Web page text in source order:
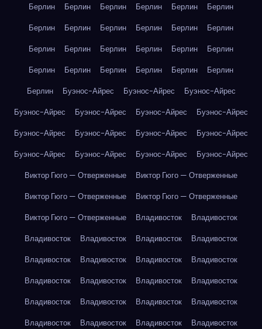
Берлин Берлин Берлин Берлин Берлин
Берлин
Берлин
Берлин Берлин Берлин Берлин
Берлин
Берлин
Берлин Берлин Берлин Берлин
Берлин
Берлин
Берлин Берлин Берлин Берлин
Берлин
Берлин
Буэнос-Айрес Буэнос-Айрес
Буэнос-Айрес
Буэнос-Айрес
Буэнос-Айрес Буэнос-Айрес
Буэнос-Айрес
Буэнос-Айрес
Буэнос-Айрес Буэнос-Айрес
Буэнос-Айрес
Буэнос-Айрес
Буэнос-Айрес Буэнос-Айрес
Буэнос-Айрес
Виктор Гюго — Отверженные
Виктор Гюго — Отверженные
Виктор Гюго — Отверженные
Виктор Гюго — Отверженные
Виктор Гюго — Отверженные
Владивосток
Владивосток
Владивосток
Владивосток Владивосток
Владивосток
Владивосток
Владивосток Владивосток
Владивосток
Владивосток
Владивосток Владивосток
Владивосток
Владивосток
Владивосток Владивосток
Владивосток
Владивосток
Владивосток Владивосток
Владивосток